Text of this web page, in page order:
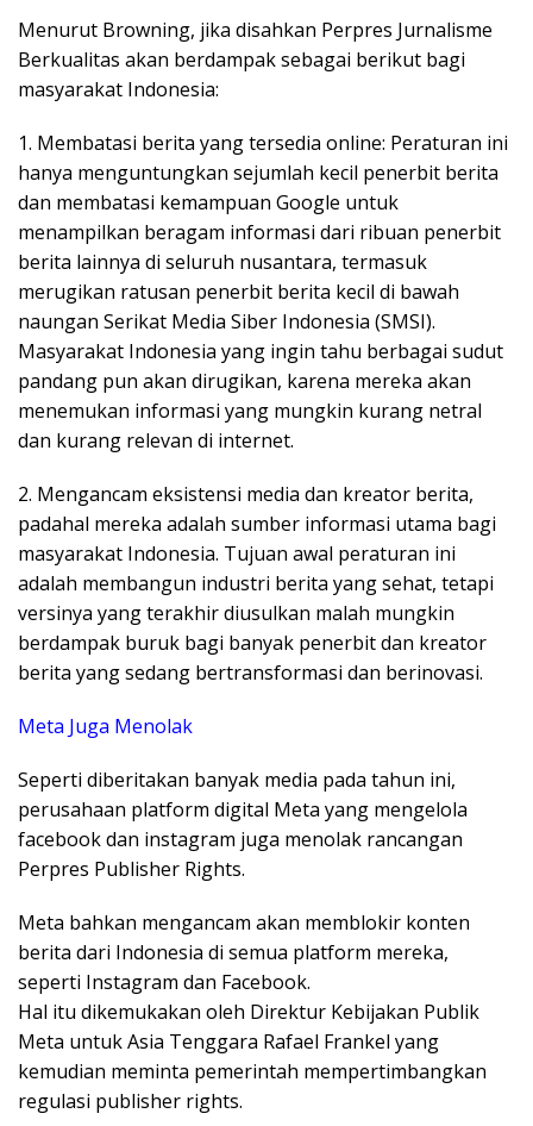
Menurut Browning, jika disahkan Perpres Jurnalisme
Berkualitas akan berdampak sebagai berikut bagi
masyarakat Indonesia:
1. Membatasi berita yang tersedia online: Peraturan ini
hanya menguntungkan sejumlah kecil penerbit berita
dan membatasi kemampuan Google untuk
menampilkan beragam informasi dari ribuan penerbit
berita lainnya di seluruh nusantara, termasuk
merugikan ratusan penerbit berita kecil di bawah
naungan Serikat Media Siber Indonesia (SMSI).
Masyarakat Indonesia yang ingin tahu berbagai sudut
pandang pun akan dirugikan, karena mereka akan
menemukan informasi yang mungkin kurang netral
dan kurang relevan di internet.
2. Mengancam eksistensi media dan kreator berita,
padahal mereka adalah sumber informasi utama bagi
masyarakat Indonesia. Tujuan awal peraturan ini
adalah membangun industri berita yang sehat, tetapi
versinya yang terakhir diusulkan malah mungkin
berdampak buruk bagi banyak penerbit dan kreator
berita yang sedang bertransformasi dan berinovasi.
Meta Juga Menolak
Seperti diberitakan banyak media pada tahun ini,
perusahaan platform digital Meta yang mengelola
facebook dan instagram juga menolak rancangan
Perpres Publisher Rights.
Meta bahkan mengancam akan memblokir konten
berita dari Indonesia di semua platform mereka,
seperti Instagram dan Facebook.
Hal itu dikemukakan oleh Direktur Kebijakan Publik
Meta untuk Asia Tenggara Rafael Frankel yang
kemudian meminta pemerintah mempertimbangkan
regulasi publisher rights.